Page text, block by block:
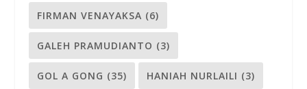
FIRMAN VENAYAKSA (6)
GALEH PRAMUDIANTO (3)
GOL A GONG (35) HANIAH NURLAILI (3)